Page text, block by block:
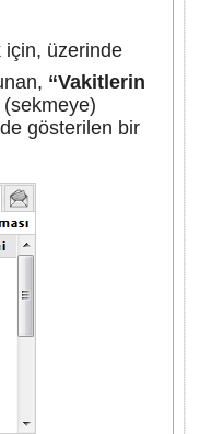
için, üzerinde
“Vakitlerin
gösterilen bir